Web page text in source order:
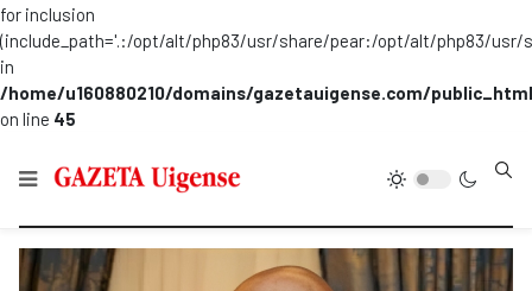
for inclusion
(include_path='.:/opt/alt/php83/usr/share/pear:/opt/alt/php83/
in
/home/u160880210/domains/gazetauigense.com/
on line 45